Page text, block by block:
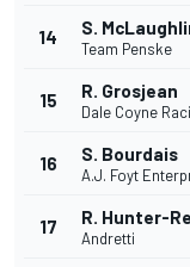
14 S.
Team Penske
15 R. Grosjean
Dale Coyne
16 S. Bourdais
A.J. Foyt
17 R. Hunter-
Andretti